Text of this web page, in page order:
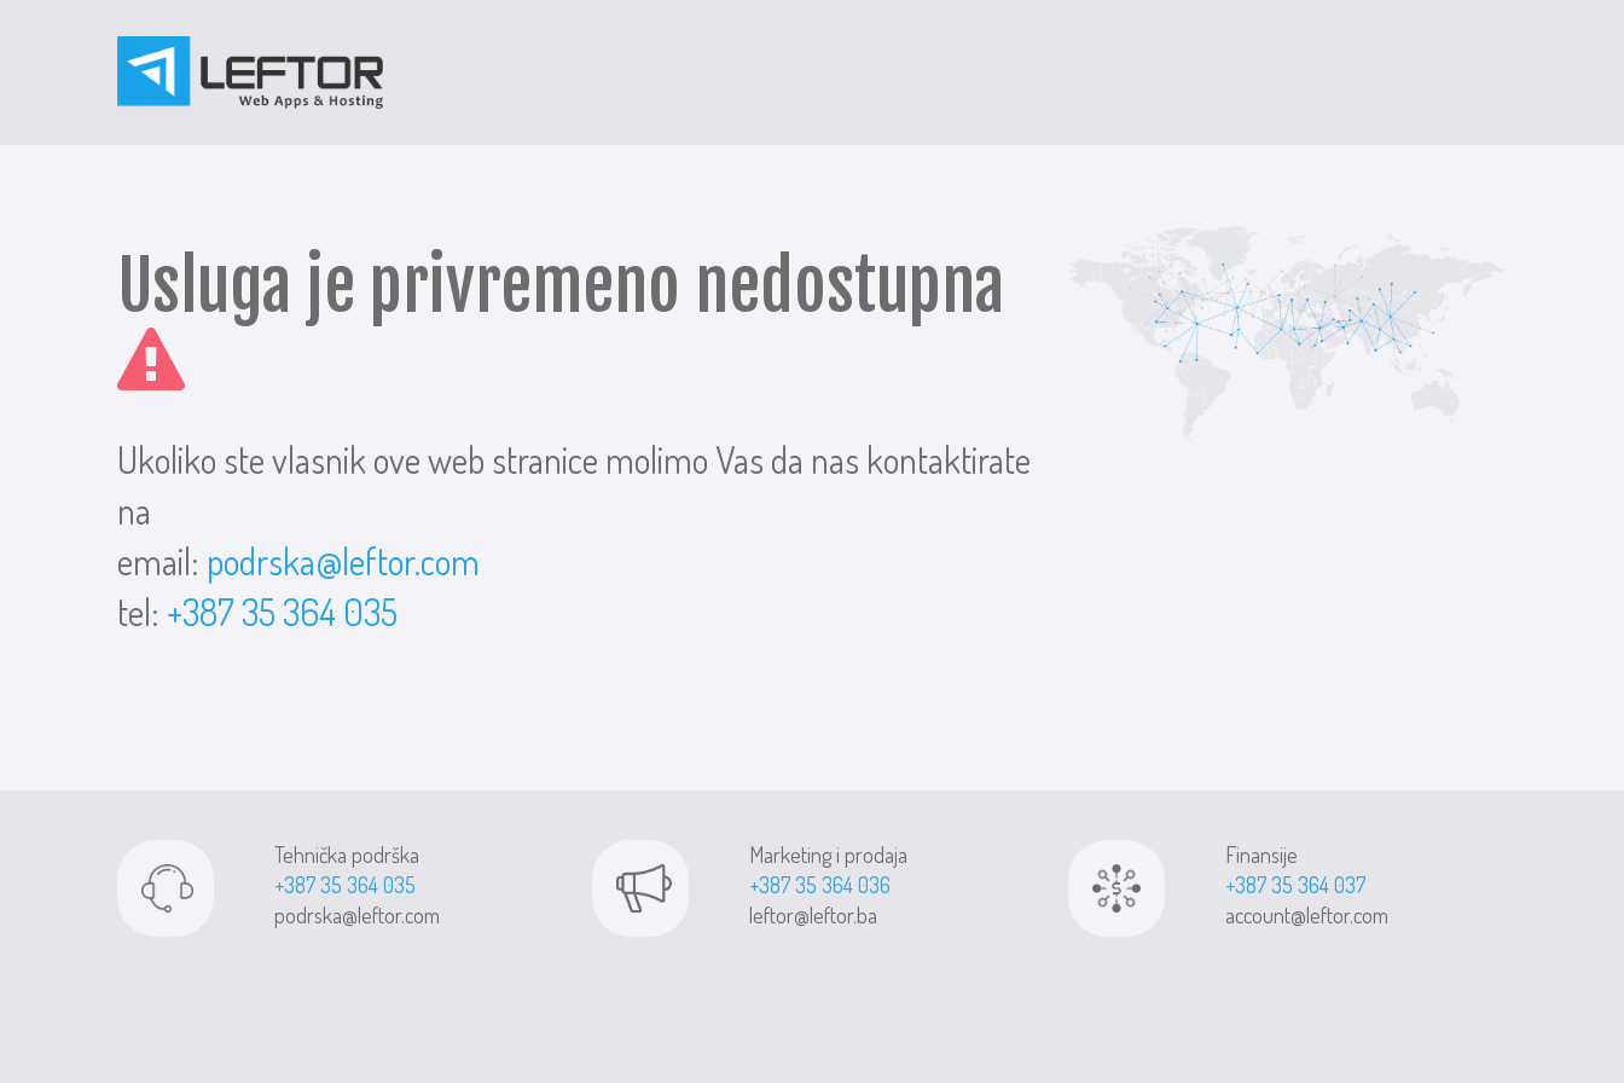
Usluga je privremeno nedostupna
Ukoliko ste vlasnik ove web stranice molimo Vas da nas kontaktirate
na
email: podrska@leftor.com
tel: +387 35 364 035
Tehnička podrška
+387 35 364 035
podrska@leftor.com
Marketing i prodaja
+387 35 364 036
leftor@leftor.ba
Finansije
+387 35 364 037
account@leftor.com